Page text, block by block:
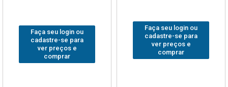
Faça seu login ou
cadastre-se para
ver preços e
comprar
Faça seu login ou
cadastre-se para
ver preços e
comprar